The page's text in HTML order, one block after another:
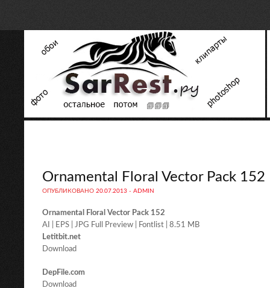
Ornamental Floral Vector Pack 152
ОПУБЛИКОВАНО 20.07.2013 - ADMIN
Ornamental Floral Vector Pack 152
AI | EPS | JPG Full Preview | Fontlist | 8.51 MB
Letitbit.net
Download
DepFile.com
Download